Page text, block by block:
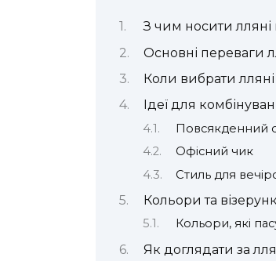
З чим носити лляні
Основні переваги
Коли вибрати
Ідеї для
Повсякденний
Офісний чик
Стиль для
Кольори та
Кольори, які
Як доглядати за